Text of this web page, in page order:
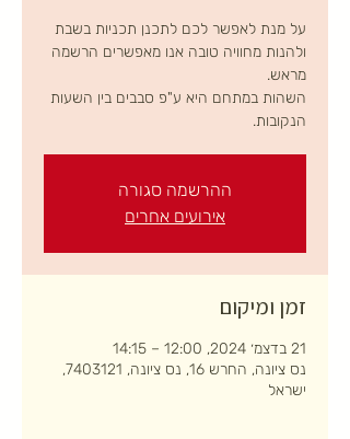
על מנת לאפשר לכם לתכנן תכניות בשבת
ולהנות מחוויה טובה אנו מאפשרים הרשמה
השהות במתחם היא ע"פ סבבים בין השעות
הנקובות.
ההרשמה סגורה
אירועים אחרים
זמן ומיקום
21 בדצמ׳ 2024, 12:00 – 14:15
נס ציונה, החרש 16, נס ציונה, 7403121,
ישראל